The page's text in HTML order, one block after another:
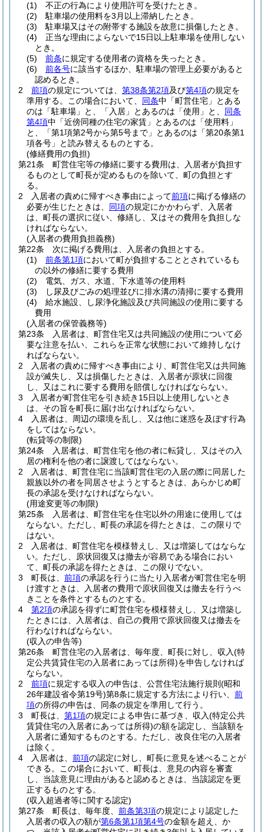
(1)
不正の行為により使用許可を受けたとき。
(2)
駐車場の使用料を3月以上滞納したとき。
(3)
駐車場又はその附帯する施設を故意に損傷したとき。
(4)
正当な理由によらないで15日以上駐車場を使用しない
とき。
(5)
前条に規定する使用者の資格を失ったとき。
(6)
前各号に該当するほか、駐車場の管理上必要があると
認めるとき。
2
前項の規定については、 第38条第2項及び第4項の規定を
準用する。
この場合において、 同条中「町営住宅」とある
のは「駐車場」と、「入居」とあるのは「使用」と、 同条
第4項中「近傍同種の住宅の家賃」とあるのは「使用料」
と、「第1項第2号から第5号まで」とあるのは「第20条第1
項各号」と読み替えるものとする。
(修繕費用の負担)
第21条
町営住宅等の修繕に要する費用は、入居者が負担す
るものとして町長が定めるものを除いて、町の負担とす
る。
2
入居者の責めに帰すべき事由によって前項に掲げる修繕の
必要が生じたときは、 同項の規定にかかわらず、入居者
は、町長の選択に従い、修繕し、又はその費用を負担しな
ければならない。
(入居者の費用負担義務)
第22条
次に掲げる費用は、入居者の負担とする。
(1)
前条第1項において町が負担することとされているも
の以外の修繕に要する費用
(2)
電気、ガス、水道、下水道等の使用料
(3)
し尿及びごみの処理並びに排水溝の清掃に要する費用
(4)
給水施設、し尿浄化施設及び共同施設の使用に要する
費用
(入居者の保管義務等)
第23条
入居者は、町営住宅又は共同施設の使用について必
要な注意を払い、これらを正常な状態において維持しなけ
ればならない。
2
入居者の責めに帰すべき事由により、町営住宅又は共同施
設が滅失し、又は損傷したときは、入居者が原状に回復
し、又はこれに要する費用を賠償しなければならない。
3
入居者が町営住宅を引き続き15日以上使用しないとき
は、その旨を町長に届け出なければならない。
4
入居者は、周辺の環境を乱し、又は他に迷惑を及ぼす行為
をしてはならない。
(転貸等の制限)
第24条
入居者は、町営住宅を他の者に転貸し、又はその入
居の権利を他の者に譲渡してはならない。
2
入居者は、町営住宅に当該町営住宅の入居の際に同居した
親族以外の者を同居させようとするときは、あらかじめ町
長の承認を受けなければならない。
(用途変更等の制限)
第25条
入居者は、町営住宅を住宅以外の用途に使用しては
ならない。 ただし、町長の承認を得たときは、この限りで
はない。
2
入居者は、町営住宅を模様替えし、又は増築してはならな
い。 ただし、原状回復又は撤去が容易である場合におい
て、町長の承認を得たときは、この限りでない。
3
町長は、 前項の承認を行うに当たり入居者が町営住宅を明
け渡すときは、入居者の費用で原状回復又は撤去を行うべ
きことを条件とするものとする。
4
第2項の承認を得ずに町営住宅を模様替えし、又は増築し
たときには、入居者は、自己の費用で原状回復又は撤去を
行わなければならない。
(収入の申告等)
第26条
町営住宅の入居者は、毎年度、町長に対し、収入(特
定公共賃貸住宅の入居者にあっては所得)を申告しなければ
ならない。
2
前項に規定する収入の申告は、公営住宅法施行規則 (昭和
26年建設省令第19号)第8条に規定する方法により行い、 前
項の所得の申告は、同条の規定を準用して行う。
3
町長は、 第1項の規定による申告に基づき、収入(特定公共
賃貸住宅の入居者にあっては所得)の額を認定し、当該額を
入居者に通知するものとする。 ただし、改良住宅の入居者
は除く。
4
入居者は、 前項の認定に対し、町長に意見を述べることが
できる。
この場合において、町長は、意見の内容を審査
し、当該意見に理由があると認めるときは、当該認定を更
正するものとする。
(収入超過者等に関する認定)
第27条
町長は、毎年度、 前条第3項の規定により認定した
入居者の収入の額が第6条第1項第4号の金額を超え、か